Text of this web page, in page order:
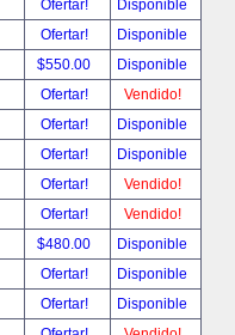
Ofertar!
Disponible
Ofertar!
Disponible
$550.00
Disponible
Ofertar!
Vendido!
Ofertar!
Disponible
Ofertar!
Disponible
Ofertar!
Vendido!
Ofertar!
Vendido!
$480.00
Disponible
Ofertar!
Disponible
Ofertar!
Disponible